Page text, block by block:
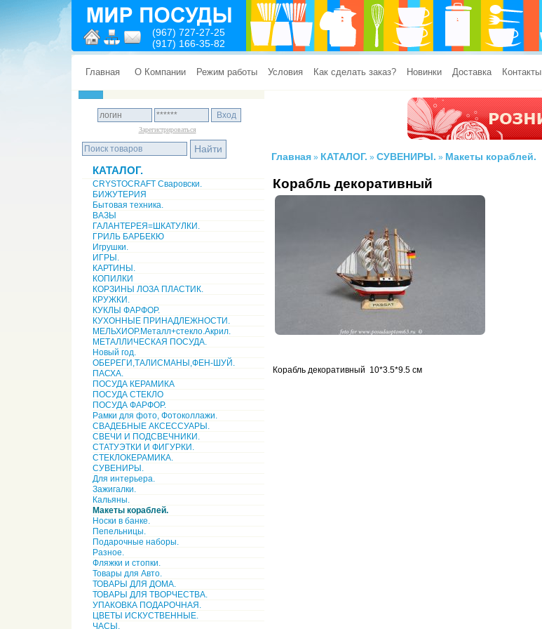
(967) 727-27-25
(917) 166-35-82
Главная О Компании Режим работы Условия Как сделать заказ? Новинки Доставка Контакты
Зарегистрироваться
КАТАЛОГ.
CRYSTOCRAFT Сваровски.
БИЖУТЕРИЯ
Бытовая техника.
ВАЗЫ
ГАЛАНТЕРЕЯ=ШКАТУЛКИ.
ГРИЛЬ БАРБЕКЮ
Игрушки.
ИГРЫ.
КАРТИНЫ.
КОПИЛКИ
КОРЗИНЫ ЛОЗА ПЛАСТИК.
КРУЖКИ.
КУКЛЫ ФАРФОР.
КУХОННЫЕ ПРИНАДЛЕЖНОСТИ.
МЕЛЬХИОР.Металл+стекло.Акрил.
МЕТАЛЛИЧЕСКАЯ ПОСУДА.
Новый год.
ОБЕРЕГИ,ТАЛИСМАНЫ,ФЕН-ШУЙ.
ПАСХА.
ПОСУДА КЕРАМИКА
ПОСУДА СТЕКЛО
ПОСУДА ФАРФОР.
Рамки для фото, Фотоколлажи.
СВАДЕБНЫЕ АКСЕССУАРЫ.
СВЕЧИ И ПОДСВЕЧНИКИ.
СТАТУЭТКИ И ФИГУРКИ.
СТЕКЛОКЕРАМИКА.
СУВЕНИРЫ.
Для интерьера.
Зажигалки.
Кальяны.
Макеты кораблей.
Носки в банке.
Пепельницы.
Подарочные наборы.
Разное.
Фляжки и стопки.
Товары для Авто.
ТОВАРЫ ДЛЯ ДОМА.
ТОВАРЫ ДЛЯ ТВОРЧЕСТВА.
УПАКОВКА ПОДАРОЧНАЯ.
ЦВЕТЫ ИСКУСТВЕННЫЕ.
ЧАСЫ.
Главная » КАТАЛОГ. » СУВЕНИРЫ. » Макеты кораблей.
Корабль декоративный
Корабль декоративный 10*3.5*9.5 см